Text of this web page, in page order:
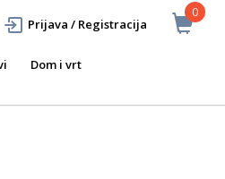
0
Prijava / Registracija
Dom i vrt